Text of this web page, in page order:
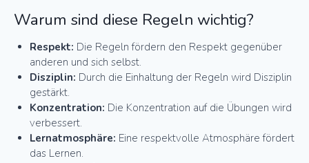
Warum sind diese Regeln wichtig?
Respekt: Die Regeln fördern den Respekt gegenüber
anderen und sich selbst.
Disziplin: Durch die Einhaltung der Regeln wird Disziplin
gestärkt.
Konzentration: Die Konzentration auf die Übungen wird
verbessert.
Lernatmosphäre: Eine respektvolle Atmosphäre fördert
das Lernen.